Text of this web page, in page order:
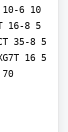
10-6 10
16-8 5
35-8 5
16 5